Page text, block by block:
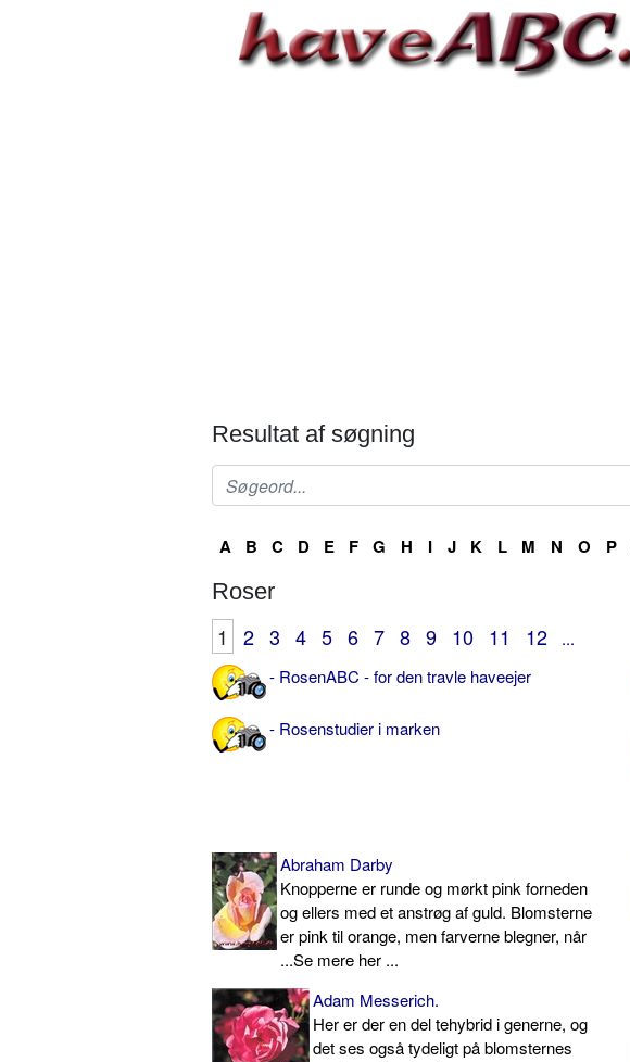
Resultat af søgning
A B C D E F G H I J K L M N O P
Roser
1 2 3 4 5 6 7 8 9 10 11 12
...
- RosenABC - for den travle haveejer
- Rosenstudier i marken
Abraham Darby
Knopperne er runde og mørkt pink forneden
og ellers med et anstrøg af guld. Blomsterne
er pink til orange, men farverne blegner, når
...Se mere her ...
Adam Messerich.
Her er der en del tehybrid i generne, og
det ses også tydeligt på blomsternes